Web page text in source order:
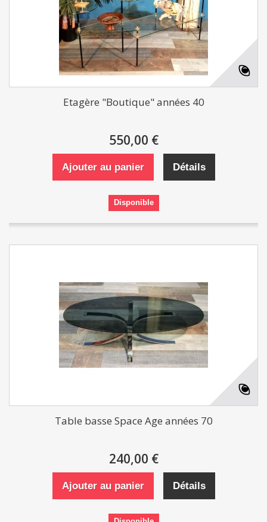
Etagère "Boutique" années 40
550,00 €
Ajouter au panier Détails
Disponible
Table basse Space Age années 70
240,00 €
Ajouter au panier Détails